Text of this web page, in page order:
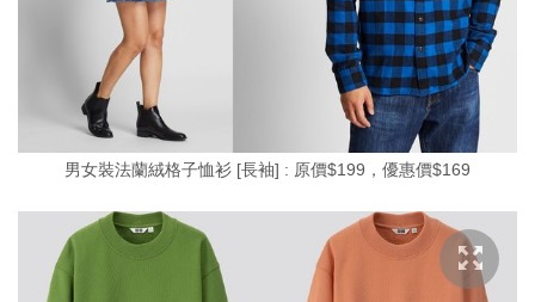
男女裝法蘭絨格子恤衫 [長袖] : 原價$199，優惠價$169